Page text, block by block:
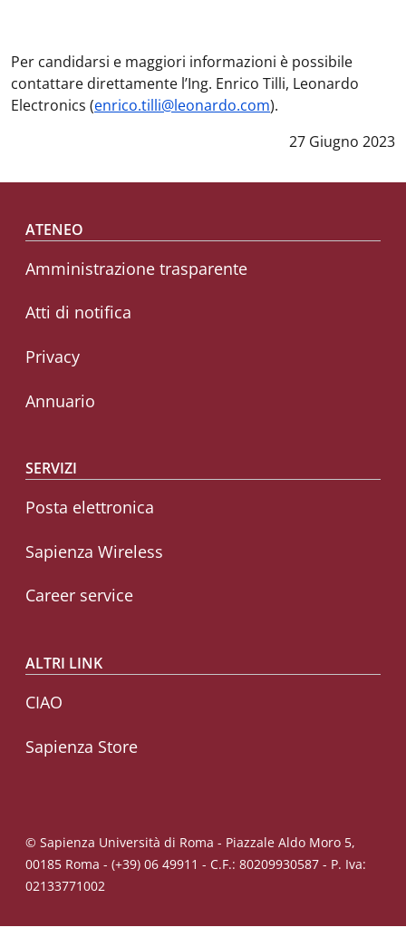
Per candidarsi e maggiori informazioni è possibile
contattare direttamente l’Ing. Enrico Tilli, Leonardo
Electronics (enrico.tilli@leonardo.com).
Data notizia:
27 Giugno 2023
Footer menu
ATENEO
Amministrazione trasparente
Atti di notifica
Privacy
Annuario
SERVIZI
Posta elettronica
Sapienza Wireless
Career service
ALTRI LINK
CIAO
Sapienza Store
© Sapienza Università di Roma - Piazzale Aldo Moro 5,
00185 Roma - (+39) 06 49911 - C.F.: 80209930587 - P. Iva:
02133771002